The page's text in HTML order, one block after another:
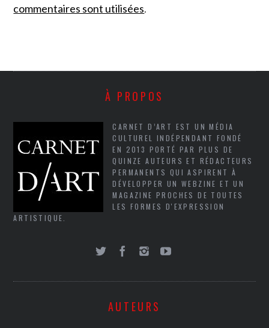
commentaires sont utilisées.
À PROPOS
CARNET D’ART EST UN MÉDIA
CULTUREL INDÉPENDANT FONDÉ
EN 2013 PORTÉ PAR PLUS DE
QUINZE AUTEURS ET RÉDACTEURS
PERMANENTS QUI ASPIRENT À
DÉVELOPPER UN WEBZINE ET UN
MAGAZINE PROCHES DE TOUTES
LES FORMES D'EXPRESSION
ARTISTIQUE.
AUTEURS